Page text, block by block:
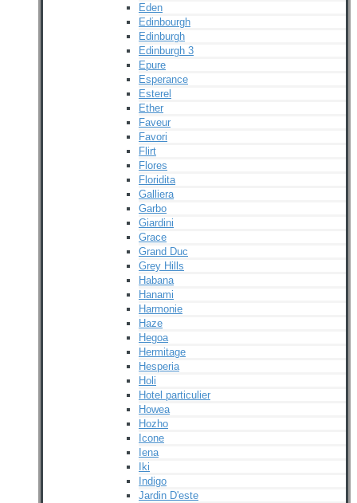
Eden
Edinbourgh
Edinburgh
Edinburgh 3
Epure
Esperance
Esterel
Ether
Faveur
Favori
Flirt
Flores
Floridita
Galliera
Garbo
Giardini
Grace
Grand Duc
Grey Hills
Habana
Hanami
Harmonie
Haze
Hegoa
Hermitage
Hesperia
Holi
Hotel particulier
Howea
Hozho
Icone
Iena
Iki
Indigo
Jardin D'este